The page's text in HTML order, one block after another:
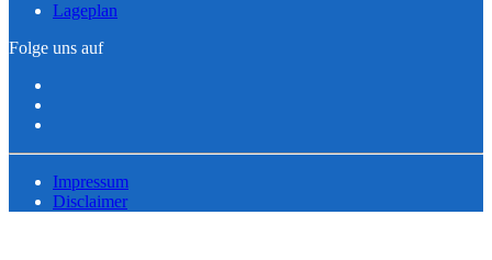
Lageplan
Folge uns auf
Impressum
Disclaimer